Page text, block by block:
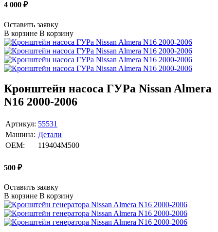
4 000 ₽
Оставить заявку
В корзине В корзину
Кронштейн насоса ГУРа Nissan Almera
N16 2000-2006
Артикул: 55531
Машина: Детали
OEM:
119404M500
500 ₽
Оставить заявку
В корзине В корзину